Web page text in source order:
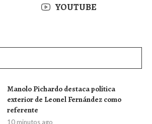
YOUTUBE
Manolo Pichardo destaca política
exterior de Leonel Fernández como
referente
10 minutos ago